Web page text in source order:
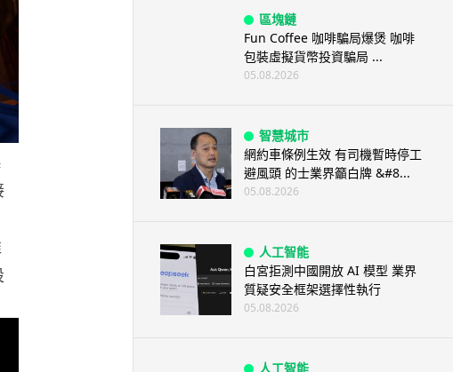
區塊鏈
Fun Coffee 咖啡騙局爆煲 咖啡
包裝虛擬貨幣投資騙局 ...
05.08.2026
智慧城市
網約車條例生效 有司機暫時停工
避風頭 的士業界籲白牌 &#8...
05.08.2026
人工智能
白宮拒測中國開放 AI 模型 業界
質疑安全框架選擇性執行
05.08.2026
人工智能